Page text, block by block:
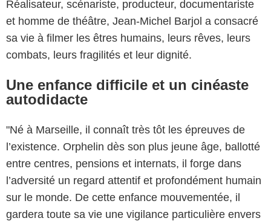
Réalisateur, scénariste, producteur, documentariste
et homme de théâtre, Jean-Michel Barjol a consacré
sa vie à filmer les êtres humains, leurs rêves, leurs
combats, leurs fragilités et leur dignité.
Une enfance difficile et un cinéaste
autodidacte
"Né à Marseille, il connaît très tôt les épreuves de
l’existence. Orphelin dès son plus jeune âge, ballotté
entre centres, pensions et internats, il forge dans
l’adversité un regard attentif et profondément humain
sur le monde. De cette enfance mouvementée, il
gardera toute sa vie une vigilance particulière envers